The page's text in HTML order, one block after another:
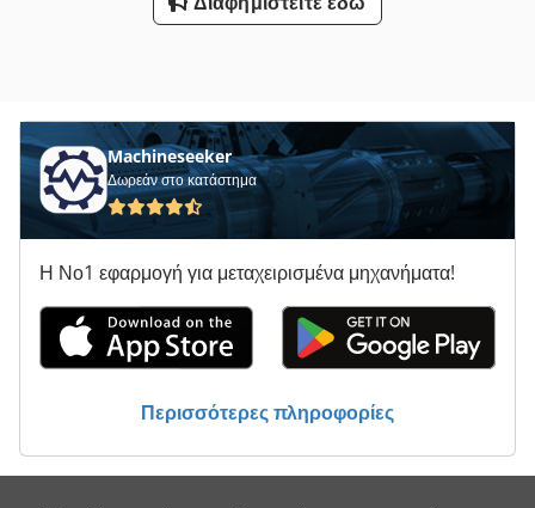
Machineseeker
Δωρεάν στο κατάστημα
Η Νο1 εφαρμογή για μεταχειρισμένα μηχανήματα!
Περισσότερες πληροφορίες